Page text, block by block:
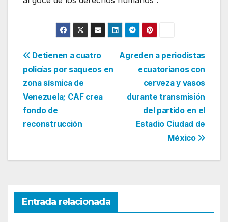
Navegación
de
entradas
Agreden a periodistas
ecuatorianos con
cerveza y vasos
durante transmisión
del partido en el
Estadio Ciudad de
México
Detienen a cuatro
policías por saqueos en
zona sísmica de
Venezuela; CAF crea
fondo de
reconstrucción
Entrada relacionada